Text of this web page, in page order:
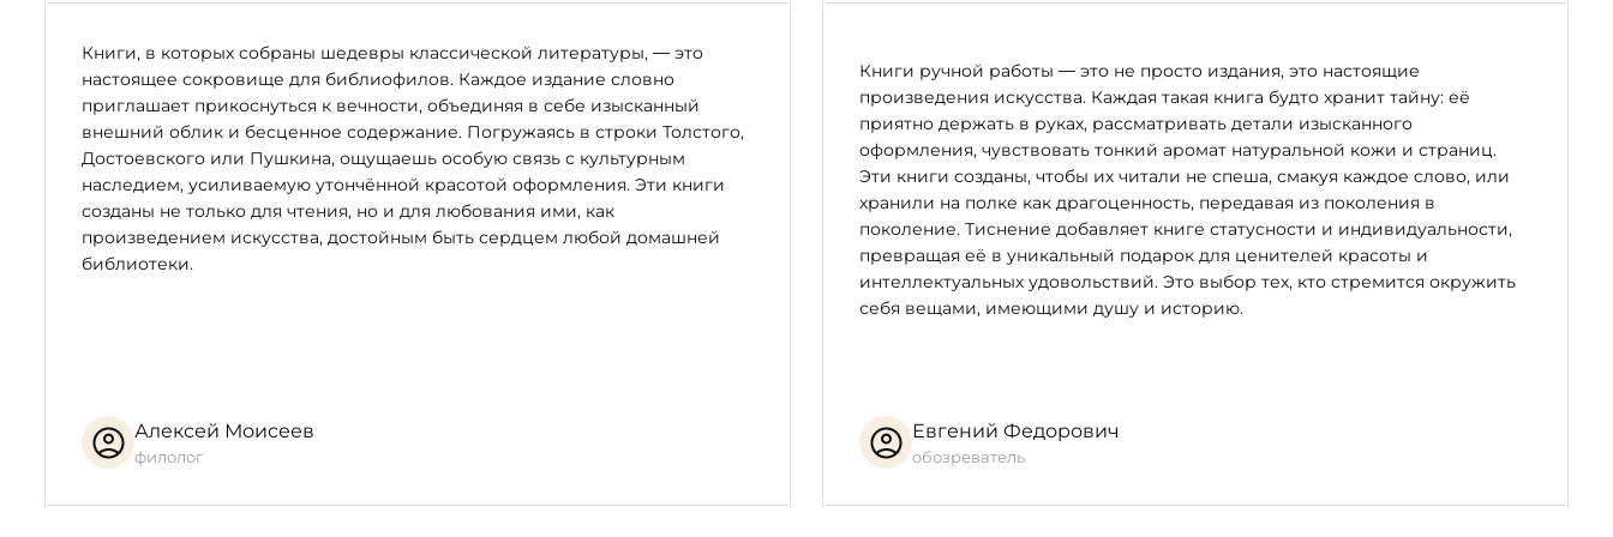
мастеров — величайшего поэта древности и современного художника-графика, получившего мировое признание, —
Каррары.
Фактурность мраморной поверхности придают разнонаправленные штрихи-насечки. Они выражают своеобразие
метрического рисунка логаэдических размеров, которыми написаны «Оды» Горация, и напоминают античные схемы
стихотворных строф.
На верхней крышке шкатулки инкрустированы инициалы поэта: Q.H.F., выполненные из патинированной латуни.
Вес шкатулки-ковчега — около пяти килограммов.
Набор и печать текста, печать шрифтовых композиций и ксилографий — Сергей Яшин
Исполнение шкатулки (камнерезные работы) — Армен Петросян, Борис Качалов
Книги, в которых собраны шедевры классической литературы, — это
настоящее сокровище для библиофилов. Каждое издание словно
приглашает прикоснуться к вечности, объединяя в себе изысканный
внешний облик и бесценное содержание. Погружаясь в строки Толстого,
Достоевского или Пушкина, ощущаешь особую связь с культурным
наследием, усиливаемую утончённой красотой оформления. Эти книги
созданы не только для чтения, но и для любования ими, как
произведением искусства, достойным быть сердцем любой домашней
библиотеки.
Алексей Моисеев
филолог
Книги ручной работы — это не просто издания, это настоящие
произведения искусства. Каждая такая книга будто хранит тайну: её
приятно держать в руках, рассматривать детали изысканного
оформления, чувствовать тонкий аромат натуральной кожи и страниц.
Эти книги созданы, чтобы их читали не спеша, смакуя каждое слово, или
хранили на полке как драгоценность, передавая из поколения в
поколение. Тиснение добавляет книге статусности и индивидуальности,
превращая её в уникальный подарок для ценителей красоты и
интеллектуальных удовольствий. Это выбор тех, кто стремится окружить
себя вещами, имеющими душу и историю.
Евгений Федорович
обозреватель